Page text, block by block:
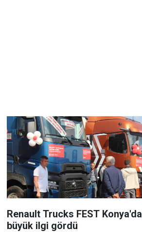
Renault Trucks FEST Konya'da
büyük ilgi gördü